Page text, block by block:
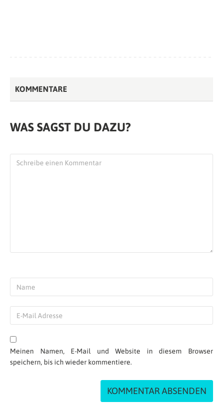
KOMMENTARE
WAS SAGST DU DAZU?
Meinen Namen, E-Mail und Website in diesem Browser
speichern, bis ich wieder kommentiere.